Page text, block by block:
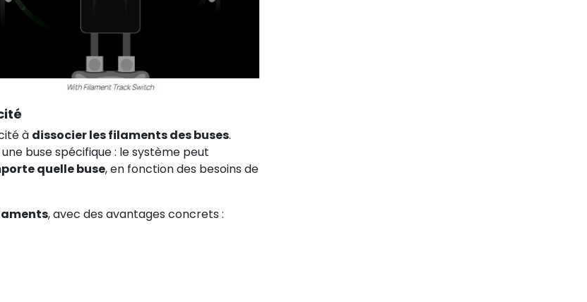
à dissocier les filaments des buses.
buse spécifique : le système peut
quelle buse, en fonction des besoins de
, avec des avantages concrets :